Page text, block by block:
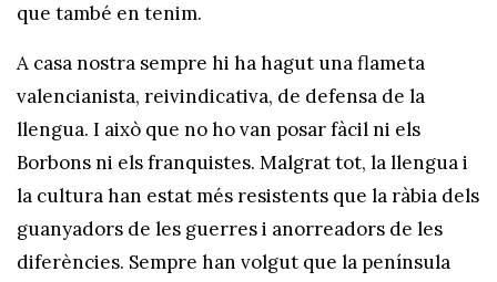
que també en tenim.
A casa nostra sempre hi ha hagut una flameta
valencianista, reivindicativa, de defensa de la
llengua. I això que no ho van posar fàcil ni els
Borbons ni els franquistes. Malgrat tot, la llengua i
la cultura han estat més resistents que la ràbia dels
guanyadors de les guerres i anorreadors de les
diferències. Sempre han volgut que la península